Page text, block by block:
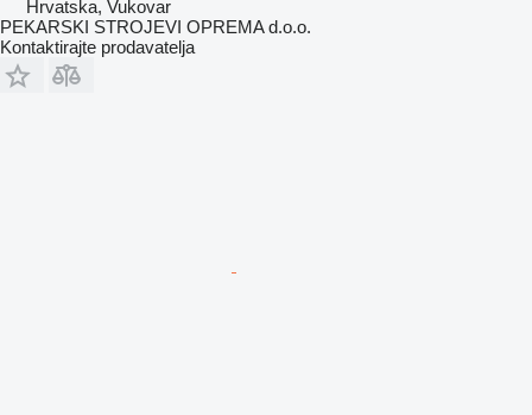
Hrvatska, Vukovar
PEKARSKI STROJEVI OPREMA d.o.o.
Kontaktirajte prodavatelja